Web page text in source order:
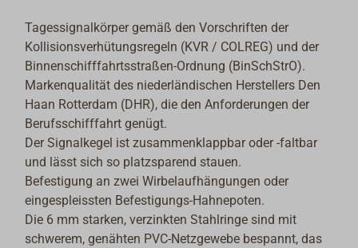
Tagessignalkörper gemäß den Vorschriften der
Kollisionsverhütungsregeln (KVR / COLREG) und der
Binnenschifffahrtsstraßen-Ordnung (BinSchStrO).
Markenqualität des niederländischen Herstellers Den
Haan Rotterdam (DHR), die den Anforderungen der
Berufsschifffahrt genügt.
Der Signalkegel ist zusammenklappbar oder -faltbar
und lässt sich so platzsparend stauen.
Befestigung an zwei Wirbelaufhängungen oder
eingespleissten Befestigungs-Hahnepoten.
Die 6 mm starken, verzinkten Stahlringe sind mit
schwerem, genähten PVC-Netzgewebe bespannt, das